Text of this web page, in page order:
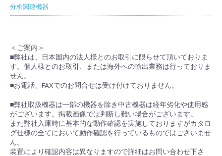
分析関連機器
＜ご案内＞
■弊社は、日本国内の法人様とのお取引に限らせて頂いておりま
す。個人様とのお取引、または海外への輸出業務は行っておりま
せん。
■お電話、FAXでのお問合せは受け付けておりません。
■弊社取扱機器は一部の機器を除き中古機器は経年劣化や使用感
がございます。掲載画像では判断し難い場合がございます。
また弊社入庫時に基本的な動作確認を実施しておりますがカタロ
グ仕様の全てにおいて動作確認を行っているものではございませ
ん。
装置により確認内容は異なりますので詳細はお問い合わせ下さ